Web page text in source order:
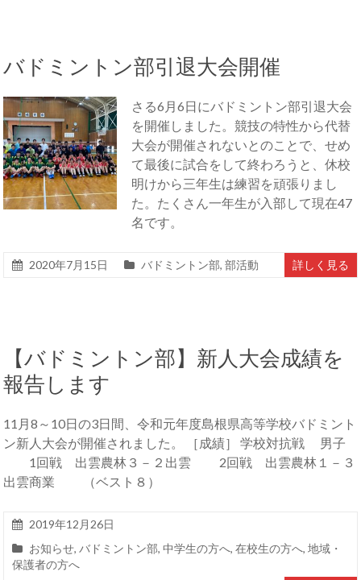
バドミントン部引退大会開催
さる6月6日にバドミントン部引退大会
を開催しました。競技の特性から代替
大会が開催されないとのことで、せめ
て最後に試合をして終わろうと、休校
明けから三年生は練習を頑張りまし
た。たくさん一年生が入部して現在47
名です。
2020年7月15日 バドミントン部,部活動 詳しく見る
【バドミントン部】新人大会成績を
報告します
11月8～10日の3日間、令和元年度島根県高等学校バドミント
ン新人大会が開催されました。 ［成績］ 学校対抗戦 男子
1回戦 出雲農林３－２出雲 2回戦 出雲農林１－３
出雲商業 （ベスト８）
2019年12月26日
お知らせ,バドミントン部,中学生の方へ,在校生の方へ,地域・
保護者の方へ